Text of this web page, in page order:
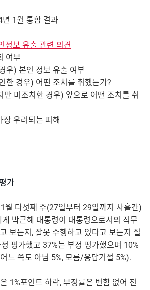
1월 통합 결과
정보 유출 관련 의견
여부
우) 본인 정보 유출 여부
한 경우) 어떤 조치를 취했는가?
만 미조치한 경우) 앞으로 어떤 조치를 취
장 우려되는 피해
가
월 다섯째 주(27일부터 29일까지 사흘간)
박근혜 대통령이 대통령으로서의 직무
보는지, 잘못 수행하고 있다고 보는지 질
평가했고 37%는 부정 평가했으며 10%
느 쪽도 아님 5%, 모름/응답거절 5%).
1%포인트 하락, 부정률은 변함 없어 전